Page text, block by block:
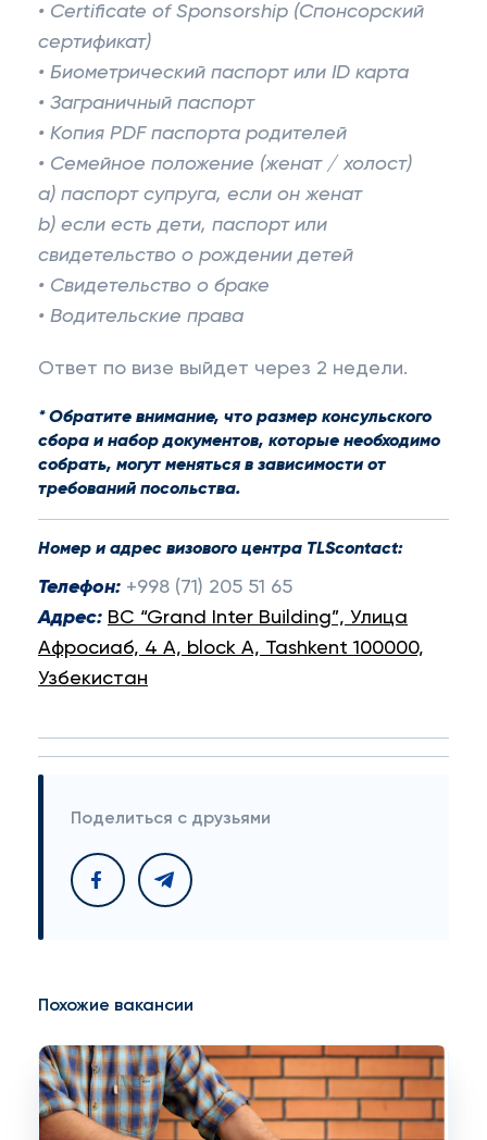
• Certificate of Sponsorship (Спонсорский
сертификат)
• Биометрический паспорт или ID карта
• Заграничный паспорт
• Копия PDF паспорта родителей
• Семейное положение (женат / холост)
a) паспорт супруга, если он женат
b) если есть дети, паспорт или
свидетельство о рождении детей
• Свидетельство о браке
• Водительские права
Ответ по визе выйдет через 2 недели.
* Обратите внимание, что размер консульского
сбора и набор документов, которые необходимо
собрать, могут меняться в зависимости от
требований посольства.
Номер и адрес визового центра TLScontact:
Телефон: +998 (71) 205 51 65
Адрес: BC “Grand Inter Building”, Улица
Афросиаб, 4 A, block A, Tashkent 100000,
Узбекистан
Поделиться с друзьями
Похожие вакансии